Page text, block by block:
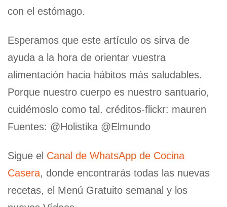
con el estómago.
Esperamos que este artículo os sirva de
ayuda a la hora de orientar vuestra
alimentación hacia hábitos más saludables.
Porque nuestro cuerpo es nuestro santuario,
cuidémoslo como tal. créditos-flickr: mauren
Fuentes: @Holistika @Elmundo
Sigue el Canal de WhatsApp de Cocina
Casera, donde encontrarás todas las nuevas
recetas, el Menú Gratuito semanal y los